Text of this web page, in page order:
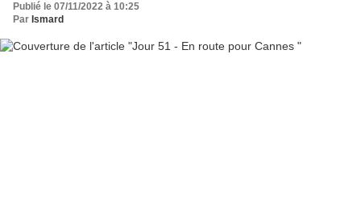
Publié le 07/11/2022 à 10:25
Par Ismard